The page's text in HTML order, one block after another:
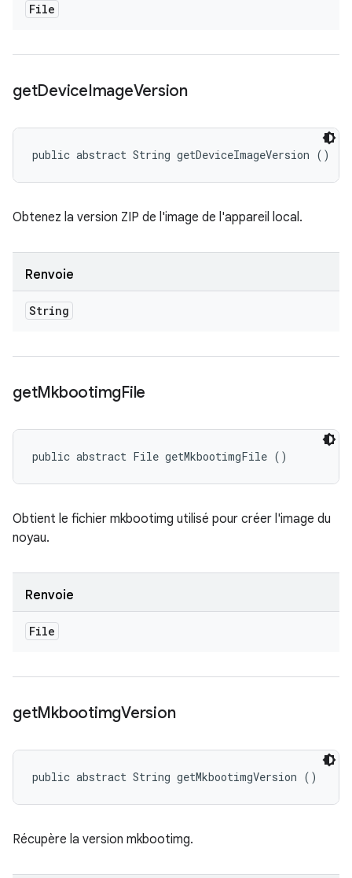
File
getDeviceImageVersion
public abstract String getDeviceImageVersion ()
Obtenez la version ZIP de l'image de l'appareil local.
Renvoie
String
getMkbootimgFile
public abstract File getMkbootimgFile ()
Obtient le fichier mkbootimg utilisé pour créer l'image du
noyau.
Renvoie
File
getMkbootimgVersion
public abstract String getMkbootimgVersion ()
Récupère la version mkbootimg.